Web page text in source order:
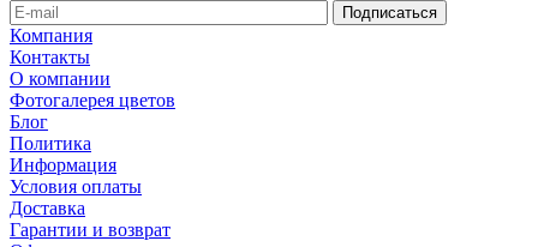
Компания
Контакты
О компании
Фотогалерея цветов
Блог
Политика
Информация
Условия оплаты
Доставка
Гарантии и возврат